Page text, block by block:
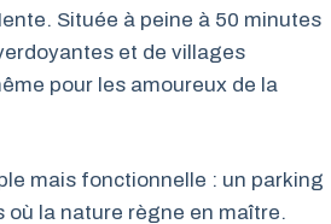
Située à peine à 50 minutes
et de villages
pour les amoureux de la
mais fonctionnelle : un parking
où la nature règne en maître.